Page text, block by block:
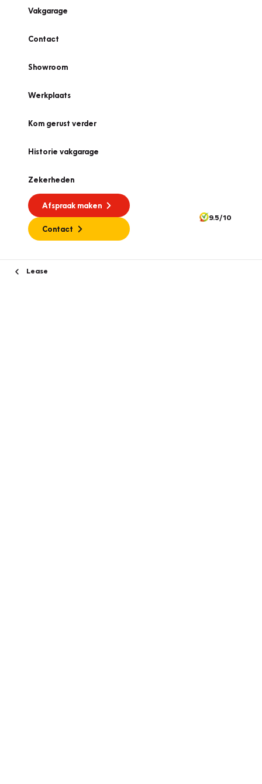
Vakgarage
Contact
Showroom
Werkplaats
Kom gerust verder
Historie vakgarage
Zekerheden
Afspraak maken
Contact
9.5/10
Lease